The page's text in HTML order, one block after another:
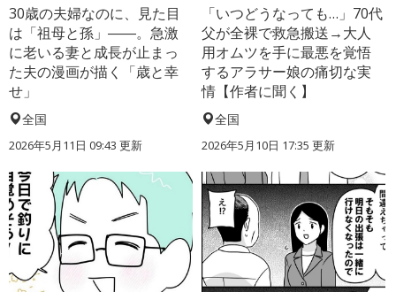
30歳の夫婦なのに、見た目
は「祖母と孫」――。急激
に老いる妻と成長が止まっ
た夫の漫画が描く「歳と幸
せ」
全国
2026年5月11日 09:43 更新
「いつどうなっても…」70代
父が全裸で救急搬送→大人
用オムツを手に最悪を覚悟
するアラサー娘の痛切な実
情【作者に聞く】
全国
2026年5月10日 17:35 更新